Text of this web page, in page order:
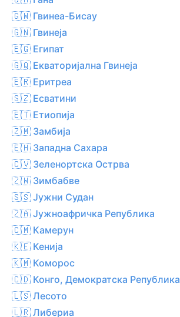
🇬🇼 Гвинеа-Бисау
🇬🇳 Гвинеја
🇪🇬 Египат
🇬🇶 Екваторијална Гвинеја
🇪🇷 Еритреа
🇸🇿 Есватини
🇪🇹 Етиопија
🇿🇲 Замбија
🇪🇭 Западна Сахара
🇨🇻 Зеленортска Острва
🇿🇼 Зимбабве
🇸🇸 Јужни Судан
🇿🇦 Јужноафричка Република
🇨🇲 Камерун
🇰🇪 Кенија
🇰🇲 Коморос
🇨🇩 Конго, Демократска Република
🇱🇸 Лесото
🇱🇷 Либериа